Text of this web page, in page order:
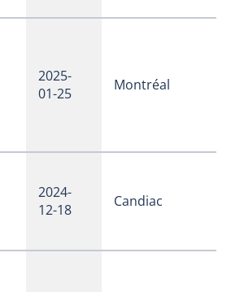
2025-
01-25
Montréal
2024-
12-18
Candiac